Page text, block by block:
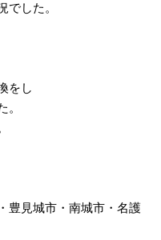
でした。
をし
。
豊見城市・南城市・名護